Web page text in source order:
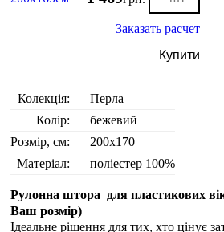
Заказать расчет
Купити
Колекція:
Перла
Колір:
бежевий
Розмір, см:
200x170
Матеріал:
поліестер 100%
Рулонна штора для пластикових
Ваш розмір)
Ідеальне рішення для тих, хто цінує